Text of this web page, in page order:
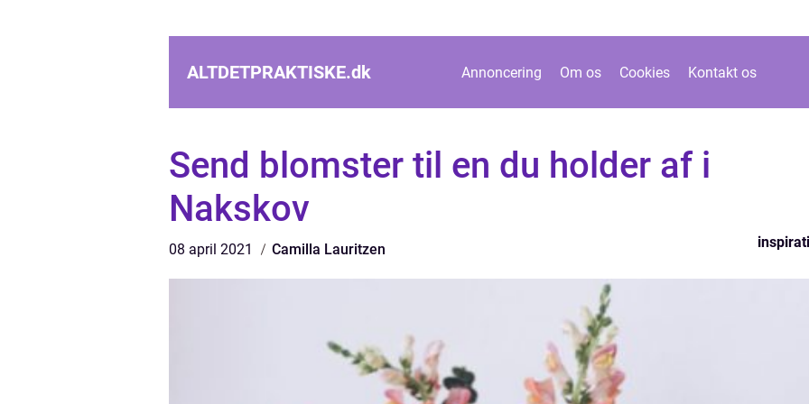
ALTDETPRAKTISKE.dk Annoncering Om os Cookies Kontakt os
Send blomster til en du holder af i
Nakskov
08 april 2021 Camilla Lauritzen